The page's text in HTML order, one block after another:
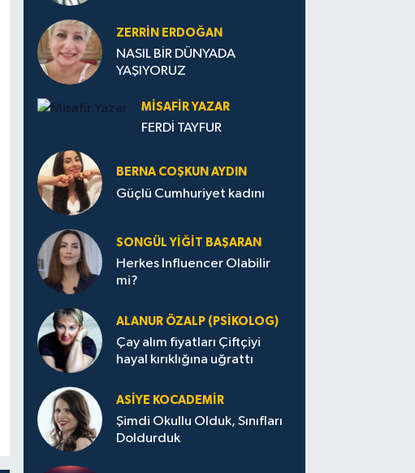
ZERRIN ERDOĞAN
NASIL BİR DÜNYADA
YAŞIYORUZ
MISAFIR YAZAR
FERDİ TAYFUR
BERNA COŞKUN AYDIN
Güçlü Cumhuriyet kadını
SONGÜL YIĞIT BAŞARAN
Herkes Influencer Olabilir
mi?
ALANUR ÖZALP (PSIKOLOG)
Çay alım fiyatları Çiftçiyi
hayal kırıklığına uğrattı
ASIYE KOCADEMİR
Şimdi Okullu Olduk, Sınıfları
Doldurduk